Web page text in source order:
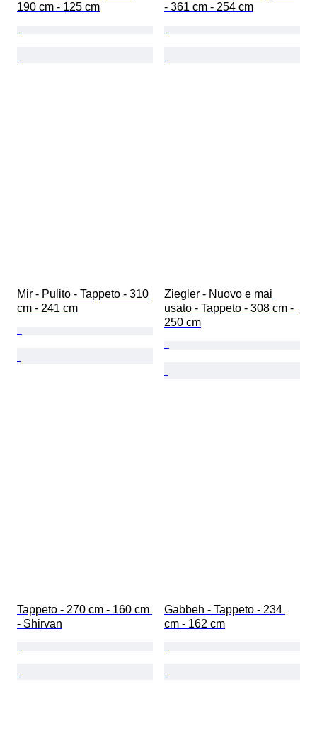
190 cm - 125 cm
- 361 cm - 254 cm
Mir - Pulito - Tappeto - 310
cm - 241 cm
Ziegler - Nuovo e mai
usato - Tappeto - 308 cm -
250 cm
Tappeto - 270 cm - 160 cm
- Shirvan
Gabbeh - Tappeto - 234
cm - 162 cm